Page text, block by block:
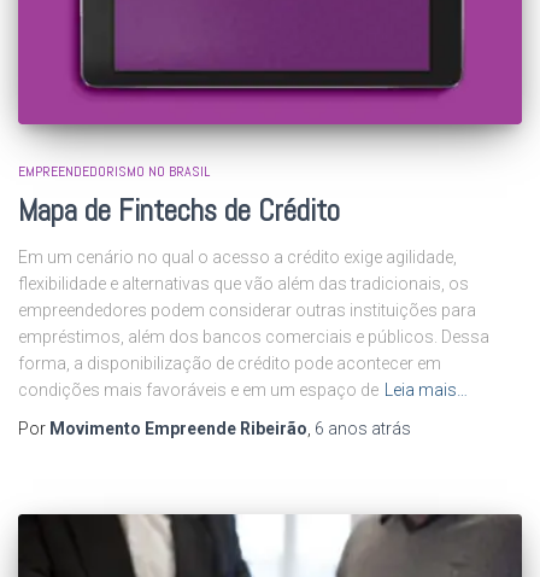
EMPREENDEDORISMO NO BRASIL
Mapa de Fintechs de Crédito
Em um cenário no qual o acesso a crédito exige agilidade,
flexibilidade e alternativas que vão além das tradicionais, os
empreendedores podem considerar outras instituições para
empréstimos, além dos bancos comerciais e públicos. Dessa
forma, a disponibilização de crédito pode acontecer em
condições mais favoráveis e em um espaço de
Leia mais…
Por Movimento Empreende Ribeirão 6 anos atrás